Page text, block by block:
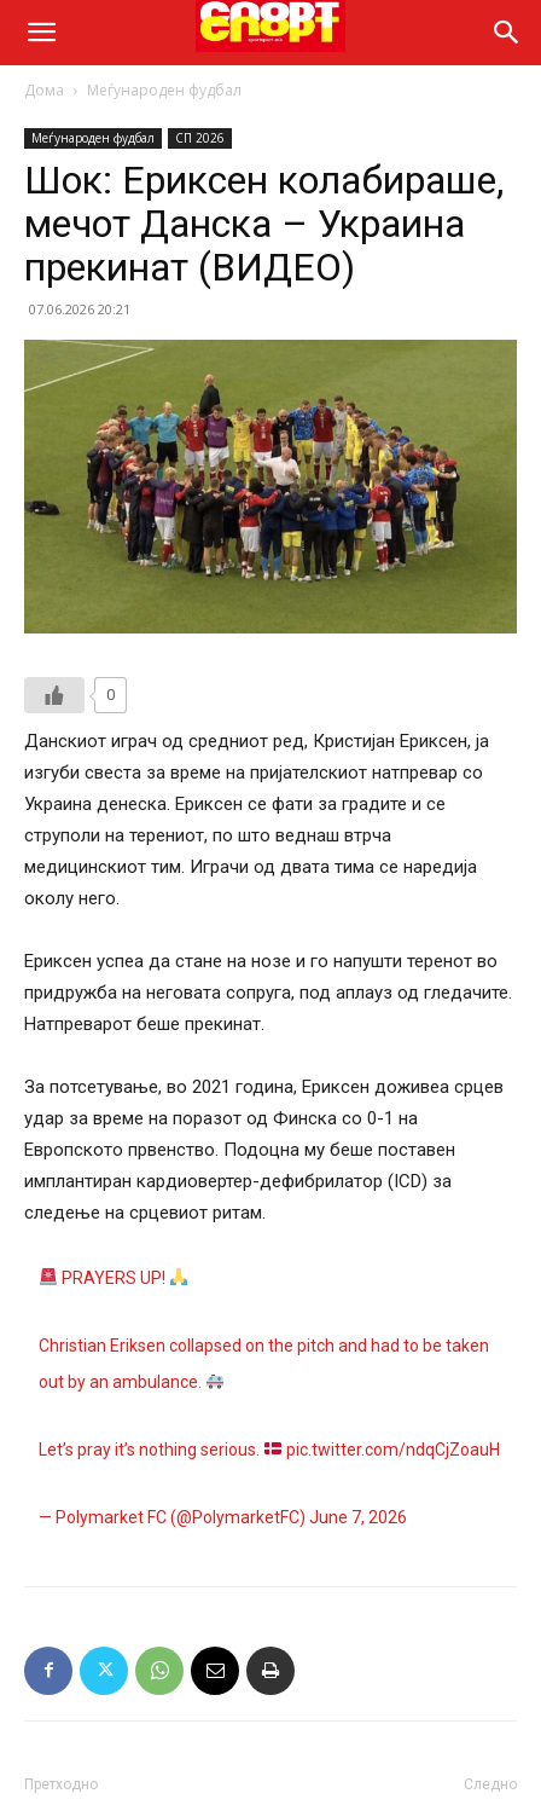
Дома Меѓународен фудбал
Меѓународен фудбал СП 2026
Шок: Ериксен колабираше,
мечот Данска – Украина
прекинат (ВИДЕО)
07.06.2026 20:21
0
Данскиот играч од средниот ред, Кристијан Ериксен, ја
изгуби свеста за време на пријателскиот натпревар со
Украина денеска. Ериксен се фати за градите и се
струполи на терениот, по што веднаш втрча
медицинскиот тим. Играчи од двата тима се наредија
околу него.
Ериксен успеа да стане на нозе и го напушти теренот во
придружба на неговата сопруга, под аплауз од гледачите.
Натпреварот беше прекинат.
За потсетување, во 2021 година, Ериксен доживеа срцев
удар за време на поразот од Финска со 0-1 на
Европското првенство. Подоцна му беше поставен
имплантиран кардиовертер-дефибрилатор (ICD) за
следење на срцевиот ритам.
PRAYERS UP!
Christian Eriksen collapsed on the pitch and had to be taken
out by an ambulance.
Let’s pray it’s nothing serious. pic.twitter.com/ndqCjZoauH
— Polymarket FC (@PolymarketFC)June 7, 2026
Претходно Следно